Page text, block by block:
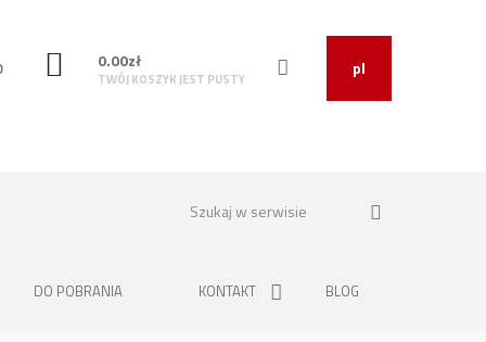
pl
0.00zł
TWÓJ KOSZYK JEST PUSTY
DO POBRANIA KONTAKT BLOG